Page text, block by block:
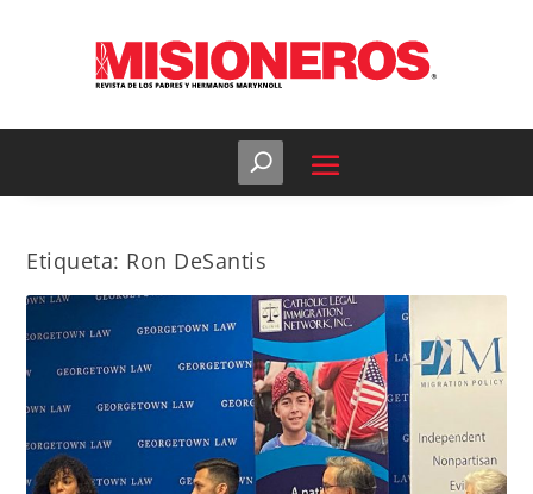
Etiqueta: Ron DeSantis